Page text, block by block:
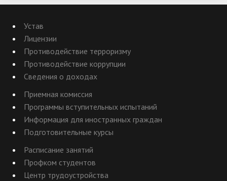
Устав
Лицензии
Противодействие терроризму
Противодействие коррупции
Сведения о доходах
Приемная комиссия
Программы вступительных испытаний
Информация для иностранных граждан
Подготовительные курсы
Расписание занятий
Профком студентов
Центр трудоустройства